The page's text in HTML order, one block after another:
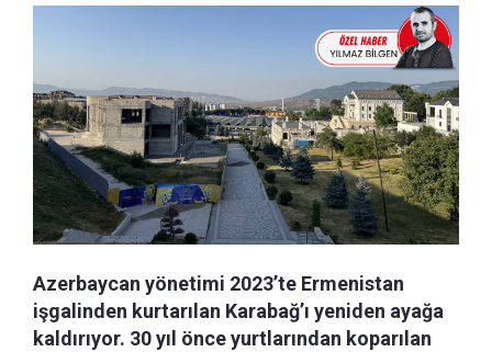
Azerbaycan yönetimi 2023’te Ermenistan
işgalinden kurtarılan Karabağ’ı yeniden ayağa
kaldırıyor. 30 yıl önce yurtlarından koparılan